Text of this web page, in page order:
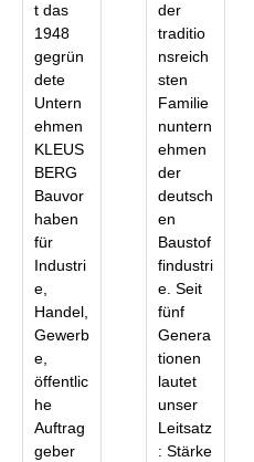
t das
1948
gegrün
dete
Untern
ehmen
KLEUS
BERG
Bauvor
haben
für
Industri
e,
Handel,
Gewerb
e,
öffentlic
he
Auftrag
geber
der
traditio
nsreich
sten
Familie
nuntern
ehmen
der
deutsch
en
Baustof
findustri
e. Seit
fünf
Genera
tionen
lautet
unser
Leitsatz
: Stärke